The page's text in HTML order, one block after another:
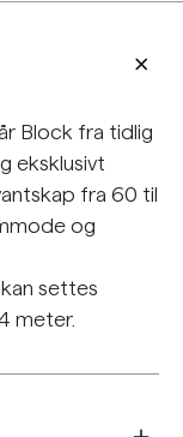
Block fra tidlig
eksklusivt
fra 60 til
og
settes
meter.